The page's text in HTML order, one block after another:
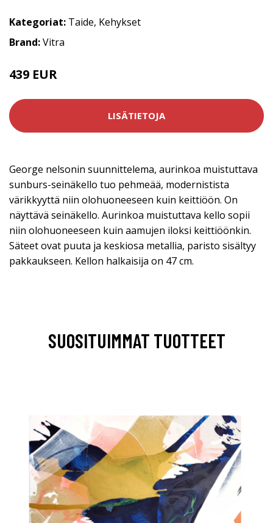
Kategoriat: Taide, Kehykset
Brand:Vitra
439 EUR
LISÄTIETOJA
George nelsonin suunnittelema, aurinkoa muistuttava
sunburs-seinäkello tuo pehmeää, modernistista
värikkyyttä niin olohuoneeseen kuin keittiöön. On
näyttävä seinäkello. Aurinkoa muistuttava kello sopii
niin olohuoneeseen kuin aamujen iloksi keittiöönkin.
Säteet ovat puuta ja keskiosa metallia, paristo sisältyy
pakkaukseen. Kellon halkaisija on 47 cm.
SUOSITUIMMAT TUOTTEET